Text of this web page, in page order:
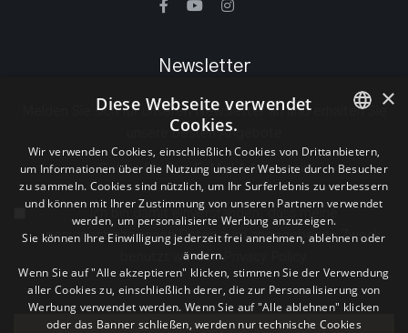
Newsletter
Melden Sie sich für unseren Newsletter an und erhalten Sie
unsere besten Angebote
Ich bin damit einverstanden, dass meine
personenbezogenen Daten zum angegebenen Zweck
benutzt werdenPrivacy Policy
ITALIAN
ENGLISH
×
Diese Webseite verwendet
Cookies.
Wir verwenden Cookies, einschließlich Cookies von Drittanbietern,
um Informationen über die Nutzung unserer Website durch Besucher
zu sammeln. Cookies sind nützlich, um Ihr Surferlebnis zu verbessern
und können mit Ihrer Zustimmung von unseren Partnern verwendet
werden, um personalisierte Werbung anzuzeigen.
Sie können Ihre Einwilligung jederzeit frei annehmen, ablehnen oder
ändern.
Wenn Sie auf "Alle akzeptieren" klicken, stimmen Sie der Verwendung
aller Cookies zu, einschließlich derer, die zur Personalisierung von
Werbung verwendet werden. Wenn Sie auf "Alle ablehnen" klicken
oder das Banner schließen, werden nur technische Cookies